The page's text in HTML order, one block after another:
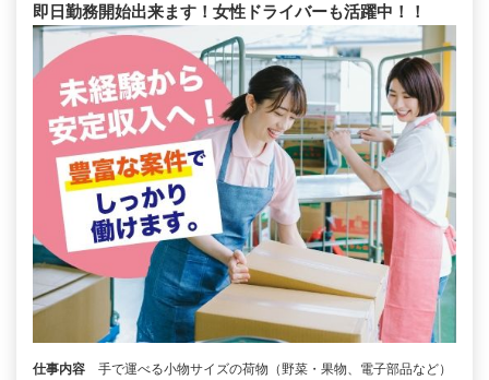
即日勤務開始出来ます！女性ドライバーも活躍中！！
仕事内容
手で運べる小物サイズの荷物（野菜・果物、電子部品など）